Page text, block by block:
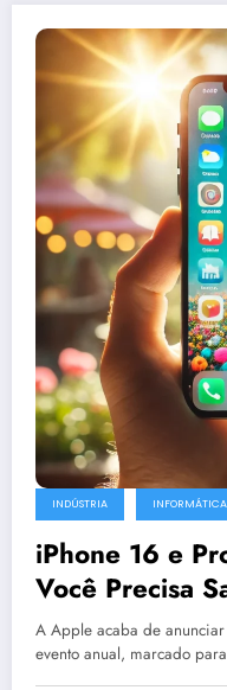
INDÚSTRIA INFORMÁTICA
iPhone 16 e
Você Precisa
Lançamento
A Apple acaba de
evento anual, marcado